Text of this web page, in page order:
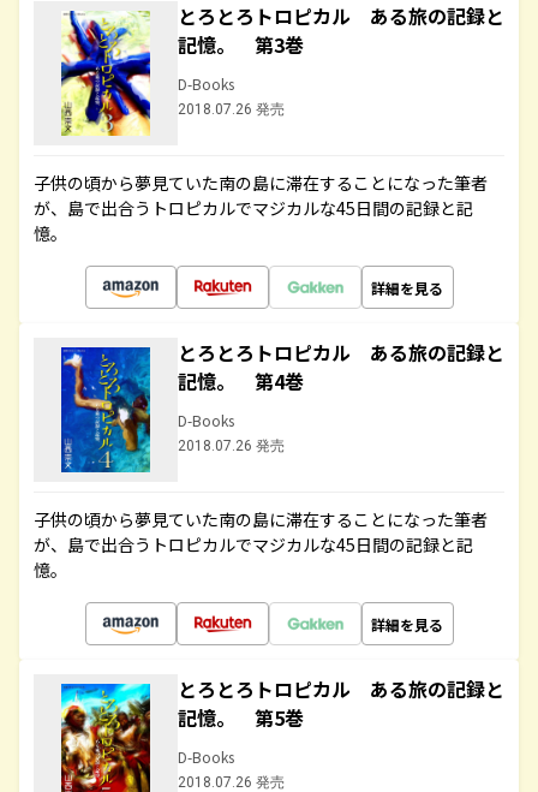
とろとろトロピカル ある旅の記録と
記憶。 第3巻
D-Books
2018.07.26 発売
子供の頃から夢見ていた南の島に滞在することになった筆者
が、島で出合うトロピカルでマジカルな45日間の記録と記
憶。
詳細を見る
とろとろトロピカル ある旅の記録と
記憶。 第4巻
D-Books
2018.07.26 発売
子供の頃から夢見ていた南の島に滞在することになった筆者
が、島で出合うトロピカルでマジカルな45日間の記録と記
憶。
詳細を見る
とろとろトロピカル ある旅の記録と
記憶。 第5巻
D-Books
2018.07.26 発売